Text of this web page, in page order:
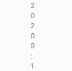
2
0
2
0
9
:
1